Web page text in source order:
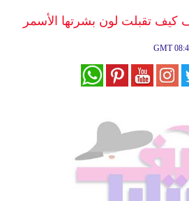
تقبلت لون بشرتها الأسمر
GMT